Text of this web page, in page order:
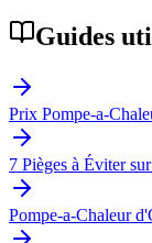
Guides
Prix Pompe-a-
7 Pièges à Éviter
Pompe-a-Chaleur